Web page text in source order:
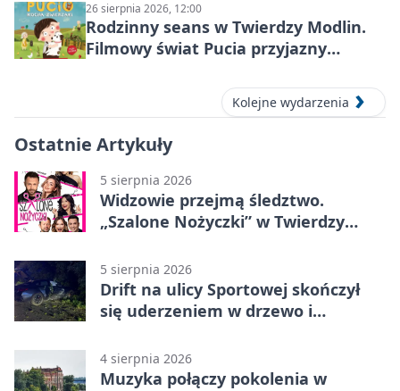
26 sierpnia 2026, 12:00
Rodzinny seans w Twierdzy Modlin.
Filmowy świat Pucia przyjazny
Kolejne wydarzenia
Ostatnie Artykuły
5 sierpnia 2026
Widzowie przejmą śledztwo.
„Szalone Nożyczki” w Twierdzy
5 sierpnia 2026
Drift na ulicy Sportowej skończył
się uderzeniem w drzewo i
4 sierpnia 2026
Muzyka połączy pokolenia w